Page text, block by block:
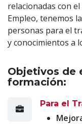
relacionadas con
Empleo, tenemos
personas para el
y conocimientos a
Objetivos de
formación:
Para el